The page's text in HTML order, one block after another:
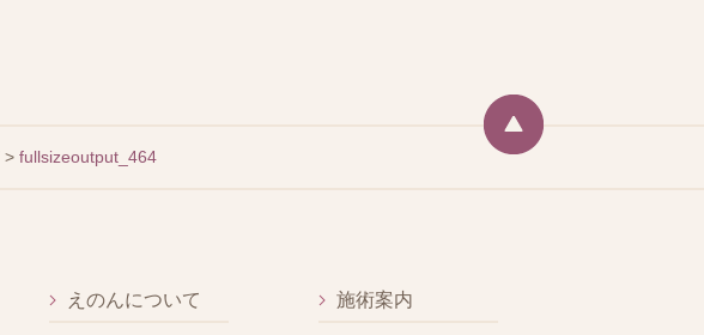
>fullsizeoutput_464
えのんについて 施術案内